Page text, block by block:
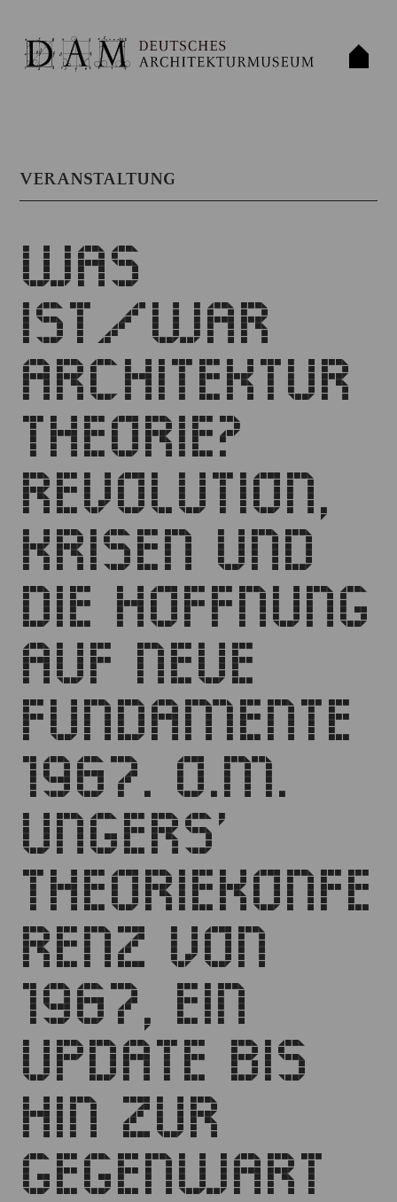
VERANSTALTUNG
WAS
IST/WAR
ARCHITEKTUR
THEORIE?
REVOLUTION,
KRISEN UND
DIE HOFFNUNG
AUF NEUE
FUNDAMENTE
1967. O.M.
UNGERS’
THEORIEKONFE
RENZ VON
1967, EIN
UPDATE BIS
HIN ZUR
GEGENWART